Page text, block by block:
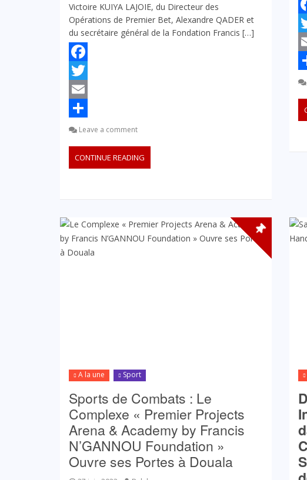
Victoire KUIYA LAJOIE, du Directeur des
Opérations de Premier Bet, Alexandre QADER et
du secrétaire général de la Fondation Francis […]
Facebook
Twitter
Email
Partager
Leave a comment
CONTINUE READING
A la une Sport
Sports de Combats : Le
Complexe « Premier Projects
Arena & Academy by Francis
N’GANNOU Foundation »
Ouvre ses Portes à Douala